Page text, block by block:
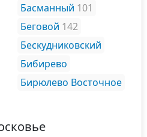
Басманный 101
Беговой 142
Бескудниковский
Бибирево
Бирюлево Восточное